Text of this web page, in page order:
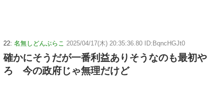
22: 名無しどんぶらこ 2025/04/17(木) 20:35:36.80 ID:BqncHGJt0
確かにそうだが一番利益ありそうなのも最初や
ろ 今の政府じゃ無理だけど